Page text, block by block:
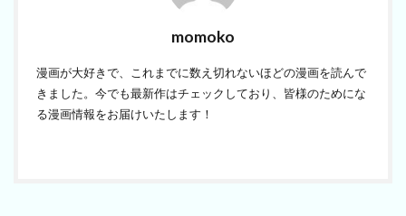
momoko
漫画が大好きで、これまでに数え切れないほどの漫画を読んで
きました。今でも最新作はチェックしており、皆様のためにな
る漫画情報をお届けいたします！